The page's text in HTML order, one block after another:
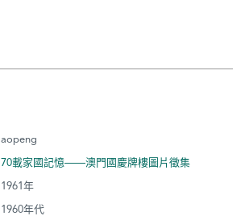
aopeng
70載家國記憶——澳門國慶牌樓圖片徵集
1961年
1960年代